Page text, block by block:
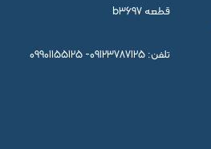
قطعه b3697
تلفن:09901155125 -09123787125